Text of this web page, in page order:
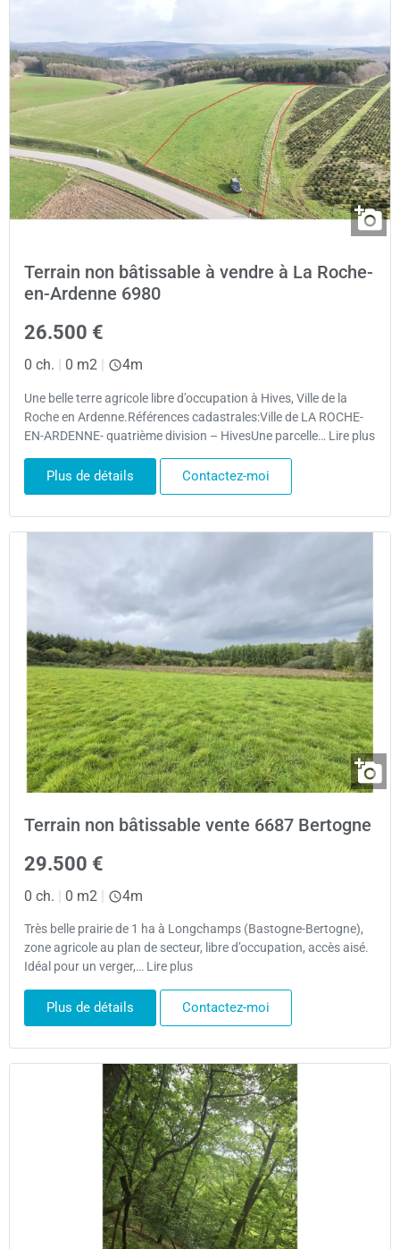
Terrain non bâtissable à vendre à La Roche-
en-Ardenne 6980
26.500 €
0 ch. 0 m2 4m
Une belle terre agricole libre d’occupation à Hives, Ville de la
Roche en Ardenne.Références cadastrales:Ville de LA ROCHE-
EN-ARDENNE- quatrième division – HivesUne parcelle… Lire plus
Plus de détails Contactez-moi
Terrain non bâtissable vente 6687 Bertogne
29.500 €
0 ch. | 0 m2 | 4m
Très belle prairie de 1 ha à Longchamps (Bastogne-Bertogne),
zone agricole au plan de secteur, libre d’occupation, accès aisé.
Idéal pour un verger,… Lire plus
Plus de détails Contactez-moi